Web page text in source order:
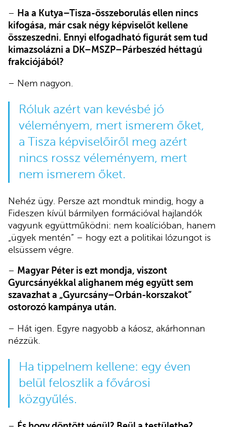
– Ha a Kutya–Tisza-összeborulás ellen nincs
kifogása, már csak négy képviselőt kellene
összeszedni. Ennyi elfogadható figurát sem tud
kimazsolázni a DK–MSZP–Párbeszéd héttagú
frakciójából?
– Nem nagyon.
Róluk azért van kevésbé jó
véleményem, mert ismerem őket,
a Tisza képviselőiről meg azért
nincs rossz véleményem, mert
nem ismerem őket.
Nehéz ügy. Persze azt mondtuk mindig, hogy a
Fideszen kívül bármilyen formációval hajlandók
vagyunk együttműködni: nem koalícióban, hanem
„ügyek mentén” – hogy ezt a politikai lózungot is
elsüssem végre.
– Magyar Péter is ezt mondja, viszont
Gyurcsányékkal alighanem még együtt sem
szavazhat a „Gyurcsány–Orbán-korszakot”
ostorozó kampánya után.
– Hát igen. Egyre nagyobb a káosz, akárhonnan
nézzük.
Ha tippelnem kellene: egy éven
belül feloszlik a fővárosi
közgyűlés.